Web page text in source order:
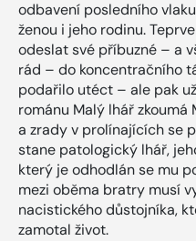
odbavení posledního
ženou i jeho rodinu.
odeslat své příbuzné – a
rád – do koncentračního
podařilo utéct – ale pak
románu Malý lhář
a zrady v prolínajících se
stane patologický lhář,
který je odhodlán se mu
mezi oběma bratry musí
nacistického důstojníka,
zamotal život.